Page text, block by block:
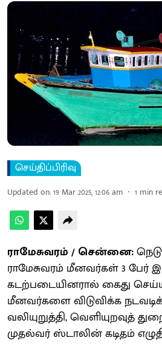
செய்திப்பிரிவு
Updated on:19 Mar 2025, 12:06 am 1 min
ராமேசுவரம் / சென்னை:
ராமேசுவரம் மீனவர்கள் 3
கடற்படையினரால் கைது
மீனவர்களை விடுவிக்க
வலியுறுத்தி, வெளியுறவுத்
முதல்வர் ஸ்டாலின் கடிதம்